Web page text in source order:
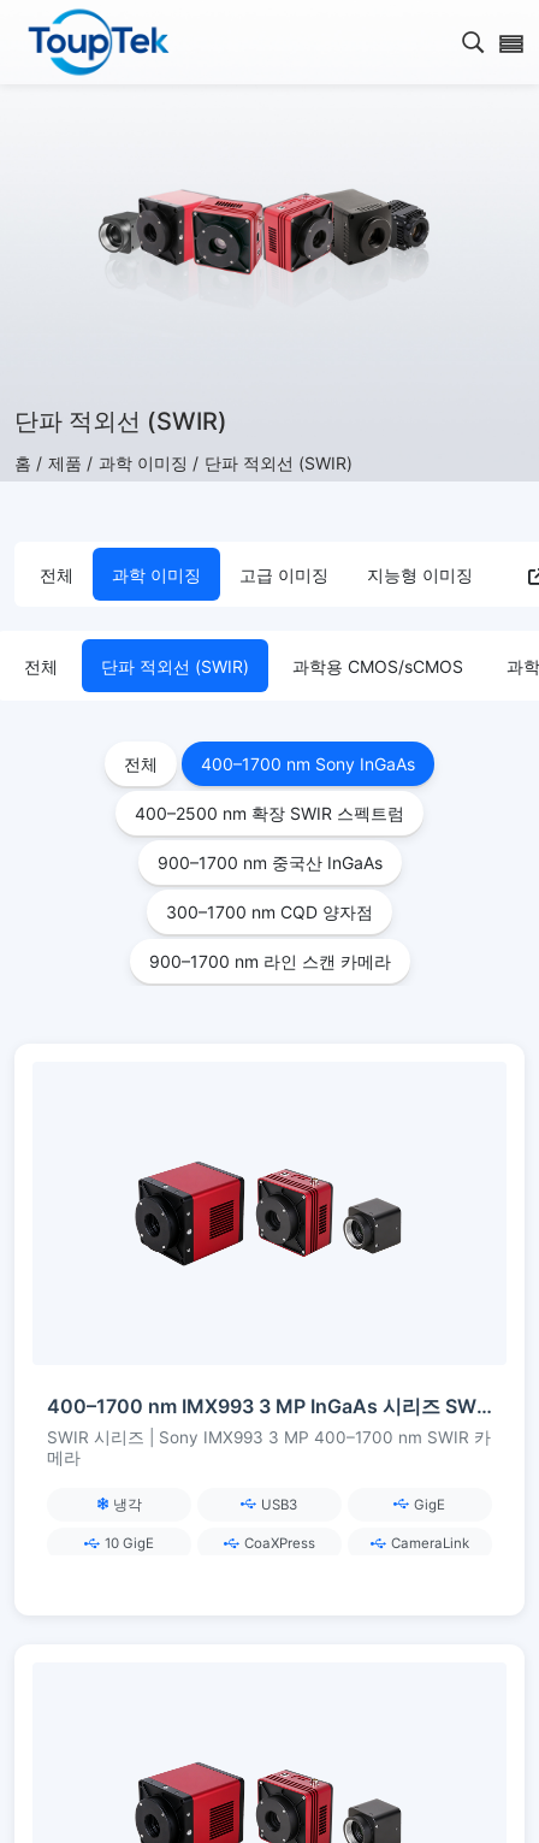
검색
단파 적외선 (SWIR)
홈 / 제품 / 과학 이미징 / 단파 적외선 (SWIR)
전체 과학 이미징 고급 이미징 지능형 이미징
전체 단파 적외선 (SWIR) 과학용 CMOS/sCMOS 과
전체 400–1700 nm Sony InGaAs
400–2500 nm 확장 SWIR 스펙트럼
900–1700 nm 중국산 InGaAs
300–1700 nm CQD 양자점
900–1700 nm 라인 스캔 카메라
400–1700 nm IMX993 3 MP InGaAs 시리즈 SWIR 카메라
SWIR 시리즈 | Sony IMX993 3 MP 400–1700 nm SWIR 카
메라
냉각 USB3 GigE
10 GigE CoaXPress CameraLink